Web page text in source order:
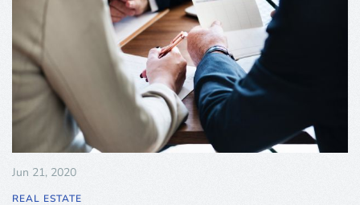
Jun 21, 2020
REAL ESTATE